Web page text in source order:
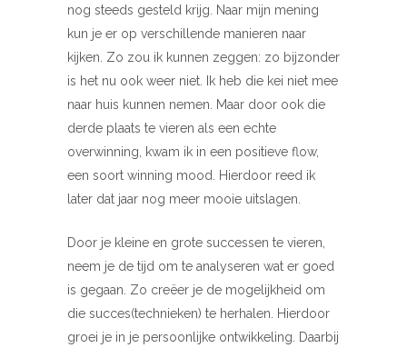
nog steeds gesteld krijg. Naar mijn mening
kun je er op verschillende manieren naar
kijken. Zo zou ik kunnen zeggen: zo bijzonder
is het nu ook weer niet. Ik heb die kei niet mee
naar huis kunnen nemen. Maar door ook die
derde plaats te vieren als een echte
overwinning, kwam ik in een positieve flow,
een soort winning mood. Hierdoor reed ik
later dat jaar nog meer mooie uitslagen.
Door je kleine en grote successen te vieren,
neem je de tijd om te analyseren wat er goed
is gegaan. Zo creëer je de mogelijkheid om
die succes(technieken) te herhalen. Hierdoor
groei je in je persoonlijke ontwikkeling. Daarbij